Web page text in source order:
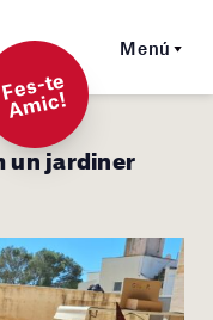
Menú
F
es-t
e
A
mi
c!
un jardiner